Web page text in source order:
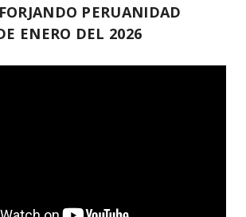
PERUANIDAD
ENERO DEL 2026